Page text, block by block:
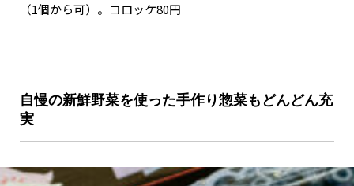
（1個から可）。コロッケ80円
自慢の新鮮野菜を使った手作り惣菜もどんどん充
実